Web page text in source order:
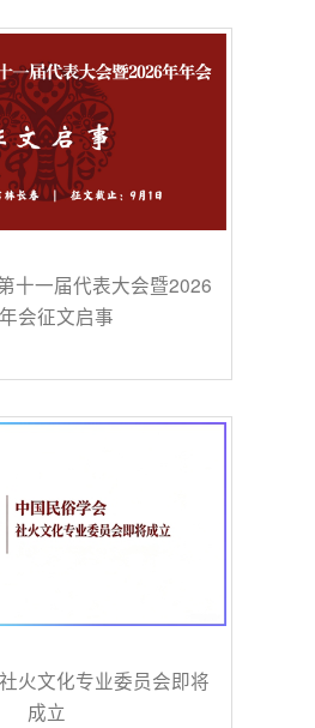
十一届代表大会暨2026
会征文启事
火文化专业委员会即将
成立